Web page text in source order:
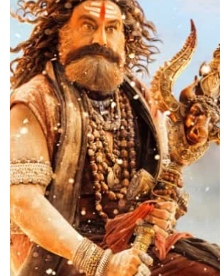
பாலகிருஷ்ணா மற்றும் ப்ளாக்பஸ்டர் இயக்குநர்
போயபாடி ஶ்ரீனு கூட்டணியில் பெரும்
எதிர்பார்ப்பை ஏற்படுத்தியிருக்கும் மாபெரும்
ஆன்மீக-ஆக்சன் அதிரடி திரைப்படமான
அகண்டா 2: தாண்டவ